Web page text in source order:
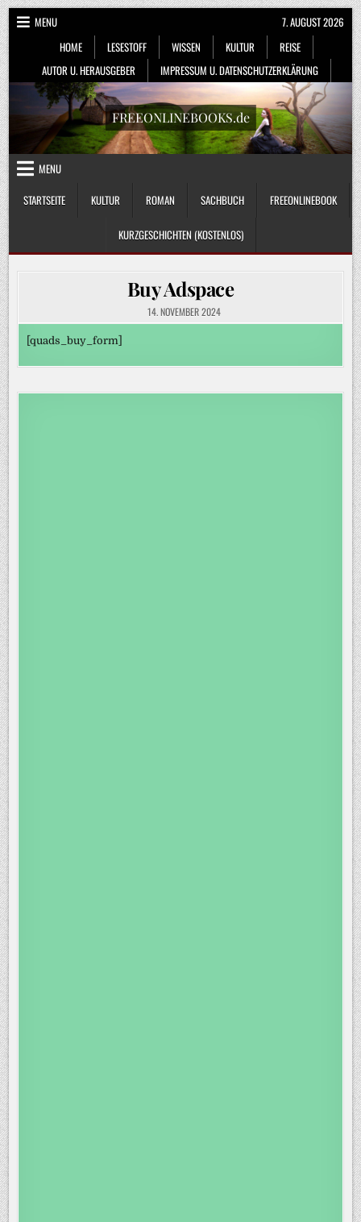
Skip
to
content
MENU
HOME
LESESTOFF WISSEN KULTUR
REISE
AUTOR U. HERAUSGEBER
IMPRESSUM U. DATENSCHUTZERKLÄRUNG
7. AUGUST 2026
FREEONLINEBOOKS.de
MENU
STARTSEITE
KULTUR ROMAN SACHBUCH FREEONLINEBOOK
KURZGESCHICHTEN (KOSTENLOS)
Buy Adspace
14. NOVEMBER 2024
[quads_buy_form]